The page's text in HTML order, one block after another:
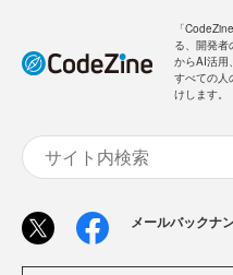
「
る、開発者
からAI活用
すべての人
けします。
メールバックナ